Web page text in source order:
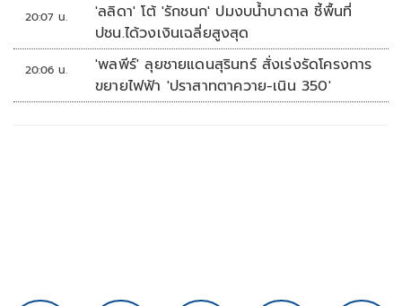
20:07 น.
'ลลิดา' โต้ 'รักชนก' ปมงบน้ำบาดาล ชี้พื้นที่
ปชน.ได้วงเงินเฉลี่ยสูงสุด
20:06 น.
'พลพีร์' ลุยชายแดนสุรินทร์ สั่งเร่งรัดโครงการ
ขยายไฟฟ้า 'ปราสาทตาควาย-เนิน 350'